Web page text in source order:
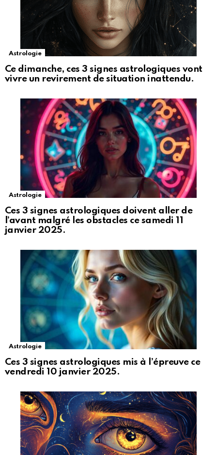
Astrologie
Ce dimanche, ces 3 signes astrologiques vont
vivre un revirement de situation inattendu.
Astrologie
Ces 3 signes astrologiques doivent aller de
l’avant malgré les obstacles ce samedi 11
janvier 2025.
Astrologie
Ces 3 signes astrologiques mis à l’épreuve ce
vendredi 10 janvier 2025.